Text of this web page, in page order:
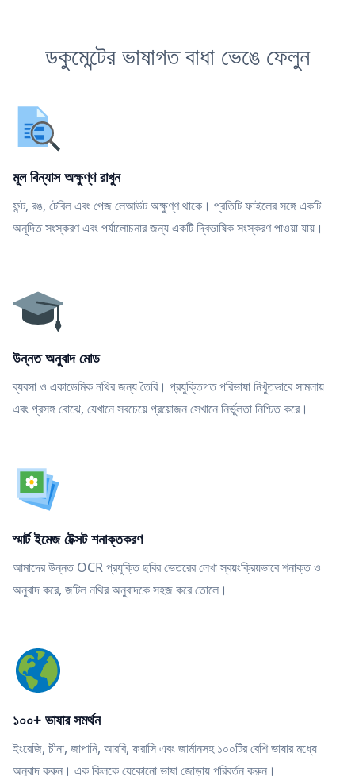
ডকুমেন্টের ভাষাগত বাধা ভেঙে ফেলুন
মূল বিন্যাস অক্ষুণ্ণ রাখুন
ফন্ট, রঙ, টেবিল এবং পেজ লেআউট অক্ষুণ্ণ থাকে। প্রতিটি ফাইলের সঙ্গে একটি
অনূদিত সংস্করণ এবং পর্যালোচনার জন্য একটি দ্বিভাষিক সংস্করণ পাওয়া যায়।
উন্নত অনুবাদ মোড
ব্যবসা ও একাডেমিক নথির জন্য তৈরি। প্রযুক্তিগত পরিভাষা নিখুঁতভাবে সামলায়
এবং প্রসঙ্গ বোঝে, যেখানে সবচেয়ে প্রয়োজন সেখানে নির্ভুলতা নিশ্চিত করে।
স্মার্ট ইমেজ টেক্সট শনাক্তকরণ
আমাদের উন্নত OCR প্রযুক্তি ছবির ভেতরের লেখা স্বয়ংক্রিয়ভাবে শনাক্ত ও
অনুবাদ করে, জটিল নথির অনুবাদকে সহজ করে তোলে।
১০০+ ভাষার সমর্থন
ইংরেজি, চীনা, জাপানি, আরবি, ফরাসি এবং জার্মানসহ ১০০টির বেশি ভাষার মধ্যে
অনুবাদ করুন। এক ক্লিকে যেকোনো ভাষা জোড়ায় পরিবর্তন করুন।